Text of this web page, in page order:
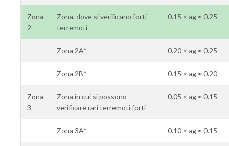
Zona
2
Zona, dove si verificano forti
terremoti
0.15 < ag ≤ 0.25
Zona 2A* 0.20 < ag ≤ 0.25
Zona 2B* 0.15 < ag ≤ 0.20
Zona
3
Zona in cui si possono
verificare rari terremoti forti
0.05 < ag ≤ 0.15
Zona 3A* 0.10 < ag ≤ 0.15